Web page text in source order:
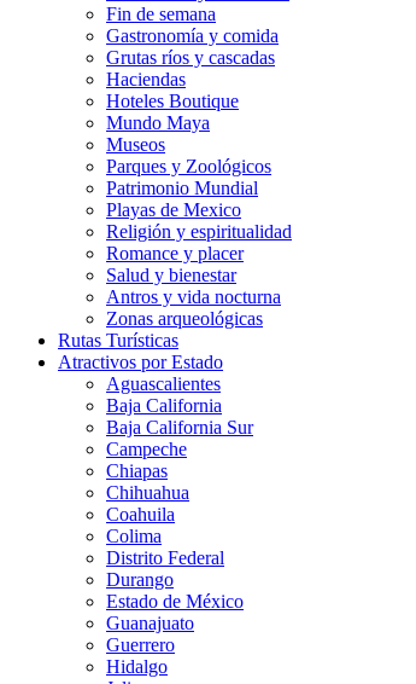
Fin de semana
Gastronomía y comida
Grutas ríos y cascadas
Haciendas
Hoteles Boutique
Mundo Maya
Museos
Parques y Zoológicos
Patrimonio Mundial
Playas de Mexico
Religión y espiritualidad
Romance y placer
Salud y bienestar
Antros y vida nocturna
Zonas arqueológicas
Rutas Turísticas
Atractivos por Estado
Aguascalientes
Baja California
Baja California Sur
Campeche
Chiapas
Chihuahua
Coahuila
Colima
Distrito Federal
Durango
Estado de México
Guanajuato
Guerrero
Hidalgo